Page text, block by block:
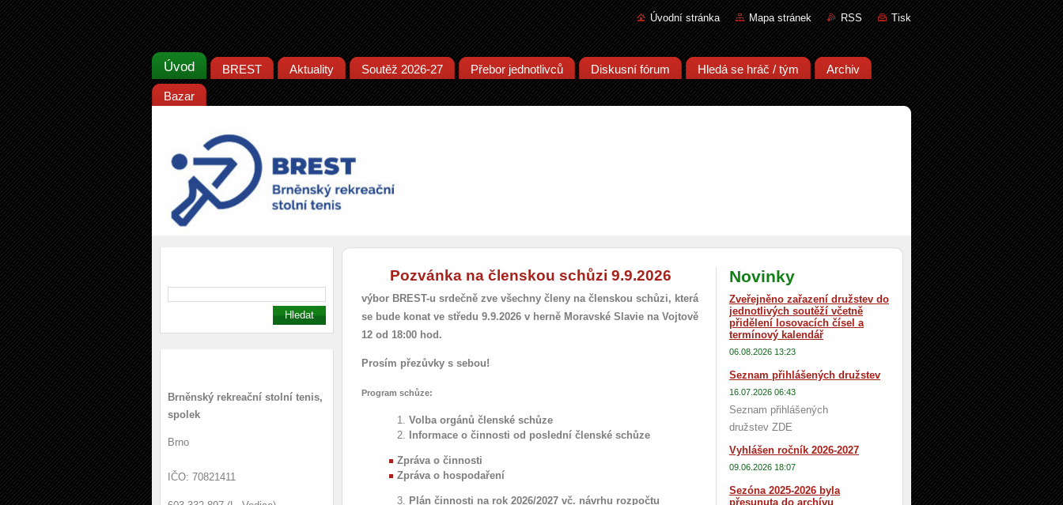
Úvodní stránka Mapa stránek RSS Tisk
Úvod BREST Aktuality Soutěž 2026-27 Přebor jednotlivců Diskusní fórum Hledá se hráč / tým Archiv
Bazar
Brněnský rekreační stolní tenis,
spolek
Brno
IČO: 70821411
Pozvánka na členskou schůzi 9.9.2026
výbor BREST-u srdečně zve všechny členy na členskou schůzi, která
se bude konat ve středu 9.9.2026 v herně Moravské Slavie na Vojtově
12 od 18:00 hod.
Prosím přezůvky s sebou!
Program schůze:
Volba orgánů členské schůze
Informace o činnosti od poslední členské schůze
Zpráva o činnosti
Zpráva o hospodaření
Plán činnosti na rok 2026/2027 vč. návrhu rozpočtu
Novinky
Zveřejněno zařazení družstev do
jednotlivých soutěží včetně
přidělení losovacích čísel a
termínový kalendář
06.08.2026 13:23
Seznam přihlášených družstev
16.07.2026 06:43
Seznam přihlášených
družstev ZDE
Vyhlášen ročník 2026-2027
09.06.2026 18:07
Sezóna 2025-2026 byla
přesunuta do archívu